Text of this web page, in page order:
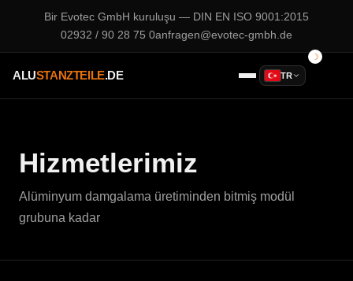
Bir Evotec GmbH kuruluşu — DIN EN ISO 9001:2015
02932 / 90 28 75 0anfragen@evotec-gmbh.de
ALUSTANZTEILE.DE TR
Hizmetlerimiz
Alüminyum damgalama üretiminden bitmiş modül
grubuna kadar